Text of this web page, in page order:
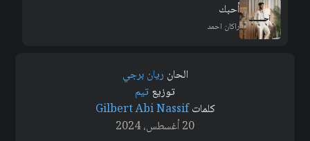
أحبك
راكان احمد
الحان ريان برجي
توزيعتيم
كلماتGilbert Abi Nassif
20 أغسطس، 2024